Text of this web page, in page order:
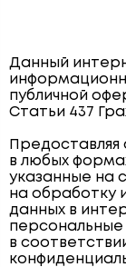
Данный
публичной
Статьи 437
в любых
указанные на
на обработку
данных в
в